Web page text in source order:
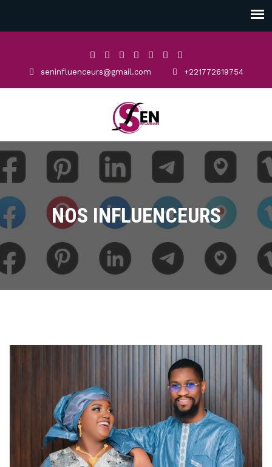
seninfluenceurs@gmail.com +221772619754
NOS INFLUENCEURS